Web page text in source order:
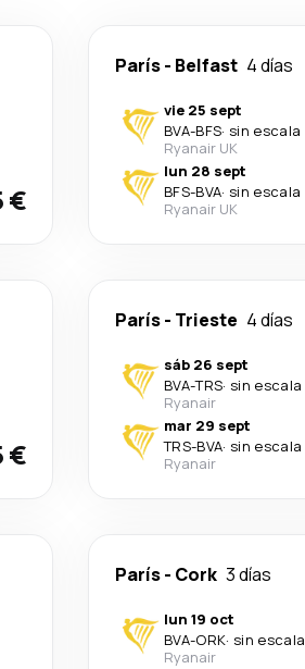
€
París- Belfast 4 días
vie 25 sept
BVA-BFS· sin escala
Ryanair UK
lun 28 sept
BFS-BVA· sin escala
Ryanair UK
€
París- Trieste 4 días
sáb 26 sept
BVA-TRS· sin escala
Ryanair
mar 29 sept
TRS-BVA· sin escala
Ryanair
París- Cork 3 días
lun 19 oct
BVA-ORK· sin escala
Ryanair